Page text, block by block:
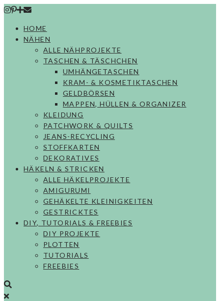
Skip
contentHOME
NÄHEN
ALLE NÄHPROJEKTE
TASCHEN & TÄSCHCHEN
UMHÄNGETASCHEN
KRAM- & KOSMETIKTASCHEN
GELDBÖRSEN
MAPPEN, HÜLLEN & ORGANIZER
KLEIDUNG
PATCHWORK & QUILTS
JEANS-RECYCLING
STOFFKARTEN
DEKORATIVES
HÄKELN & STRICKEN
ALLE HÄKELPROJEKTE
AMIGURUMI
GEHÄKELTE KLEINIGKEITEN
GESTRICKTES
DIY, TUTORIALS & FREEBIES
DIY PROJEKTE
PLOTTEN
TUTORIALS
FREEBIES